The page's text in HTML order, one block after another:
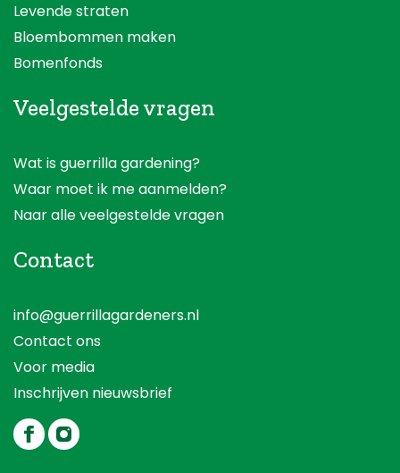
Levende straten
Bloembommen maken
Bomenfonds
Veelgestelde vragen
Wat is guerrilla gardening?
Waar moet ik me aanmelden?
Naar alle veelgestelde vragen
Contact
info@guerrillagardeners.nl
Contact ons
Voor media
Inschrijven nieuwsbrief